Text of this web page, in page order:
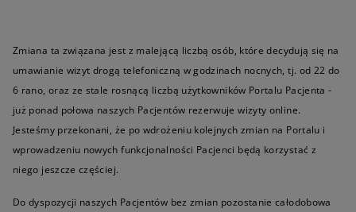
Zmiana ta związana jest z malejącą liczbą osób, które decydują się na
umawianie wizyt drogą telefoniczną w godzinach nocnych, tj. od 22 do
6 rano, oraz ze stale rosnącą liczbą użytkowników Portalu Pacjenta -
już ponad połowa naszych Pacjentów rezerwuje wizyty online.
Jesteśmy przekonani, że po wdrożeniu kolejnych zmian na Portalu i
wprowadzeniu nowych funkcjonalności Pacjenci będą korzystać z
niego jeszcze częściej.
Do dyspozycji naszych Pacjentów bez zmian pozostanie całodobowa